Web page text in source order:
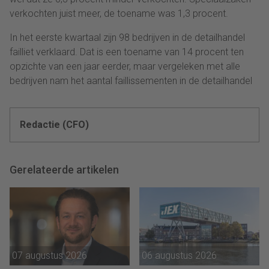
verkochten juist meer, de toename was 1,3 procent.
In het eerste kwartaal zijn 98 bedrijven in de detailhandel
failliet verklaard. Dat is een toename van 14 procent ten
opzichte van een jaar eerder, maar vergeleken met alle
bedrijven nam het aantal faillissementen in de detailhandel
Redactie (CFO)
Gerelateerde artikelen
07 augustus 2026 06 augustus 2026